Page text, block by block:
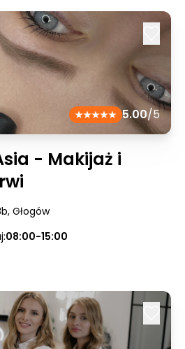
5.00/5
- Makijaż i
, Głogów
08:00-15:00